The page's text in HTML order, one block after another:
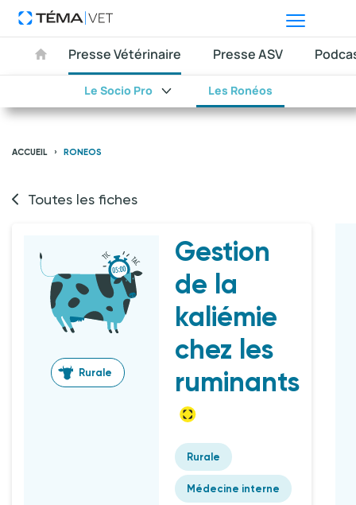
Presse Vétérinaire
Le Socio Pro Les Ronéos
Presse ASV
ACCUEIL RONEOS
Toutes les fiches
Rurale
Gestion
de la
kaliémie
chez les
ruminants
Rurale
Médecine interne